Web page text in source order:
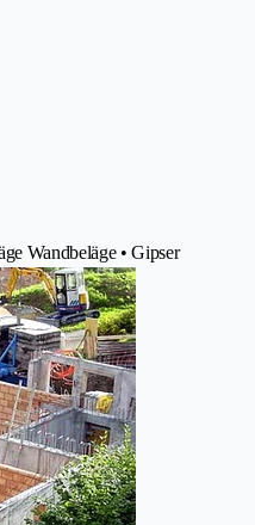
Wandbeläge • Gipser